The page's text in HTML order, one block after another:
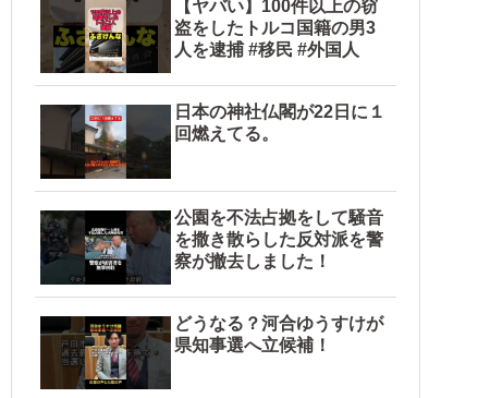
【ヤバい】100件以上の窃
盗をしたトルコ国籍の男3
人を逮捕 #移民 #外国人
日本の神社仏閣が22日に１
回燃えてる。
公園を不法占拠をして騒音
を撒き散らした反対派を警
察が撤去しました！
どうなる？河合ゆうすけが
県知事選へ立候補！